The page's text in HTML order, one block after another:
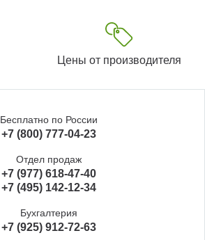
Цены от производителя
Бесплатно по России
+7 (800) 777-04-23
Отдел продаж
+7 (977) 618-47-40
+7 (495) 142-12-34
Бухгалтерия
+7 (925) 912-72-63